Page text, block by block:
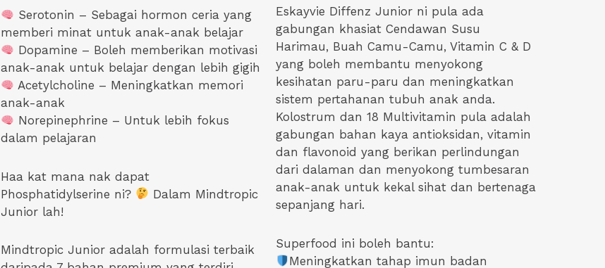
Serotonin – Sebagai hormon ceria yang
memberi minat untuk anak-anak belajar
Dopamine – Boleh memberikan motivasi
anak-anak untuk belajar dengan lebih gigih
Acetylcholine – Meningkatkan memori
anak-anak
Norepinephrine – Untuk lebih fokus
dalam pelajaran
Haa kat mana nak dapat
Phosphatidylserine ni?
Dalam Mindtropic
Junior lah!
Mindtropic Junior adalah formulasi terbaik
Eskayvie Diffenz Junior ni pula ada
gabungan khasiat Cendawan Susu
Harimau, Buah Camu-Camu, Vitamin C & D
yang boleh membantu menyokong
kesihatan paru-paru dan meningkatkan
sistem pertahanan tubuh anak anda.
Kolostrum dan 18 Multivitamin pula adalah
gabungan bahan kaya antioksidan, vitamin
dan flavonoid yang berikan perlindungan
dari dalaman dan menyokong tumbesaran
anak-anak untuk kekal sihat dan bertenaga
sepanjang hari.
Superfood ini boleh bantu:
Meningkatkan tahap imun badan